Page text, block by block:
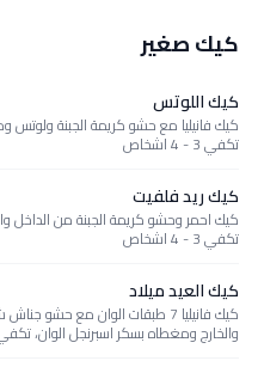
كيك صغير
كيك اللوتس
كيك فانيليا مع حشو كريمة الجبنة
تكفي 3 - 4 اشخاص
كيك ريد فلفيت
كيك احمر وحشو كريمة الجبنة من
تكفي 3 - 4 اشخاص
كيك العيد ميلاد
كيك فانيليا 7 طبقات الوان مع حشو
والخارج ومغطاه بسكر اسبرنجل الوان، تكفي 3 - 4